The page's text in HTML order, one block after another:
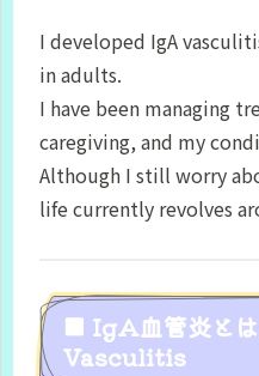
I developed IgA
in adults.
I have been managing
caregiving, and my
Although I still worry
life currently revolves
■ IgA血管炎と
Vasculitis